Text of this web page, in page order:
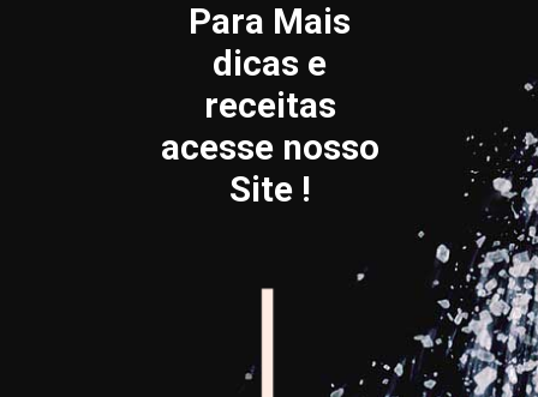
Para Mais
dicas e
receitas
acesse nosso
Site !